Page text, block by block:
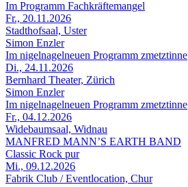
Im Programm Fachkräftemangel
Fr., 20.11.2026
Stadthofsaal, Uster
Simon Enzler
Im nigelnagelneuen Programm zmetztinne
Di., 24.11.2026
Bernhard Theater, Zürich
Simon Enzler
Im nigelnagelneuen Programm zmetztinne
Fr., 04.12.2026
Widebaumsaal, Widnau
MANFRED MANN’S EARTH BAND
Classic Rock pur
Mi., 09.12.2026
Fabrik Club / Eventlocation, Chur